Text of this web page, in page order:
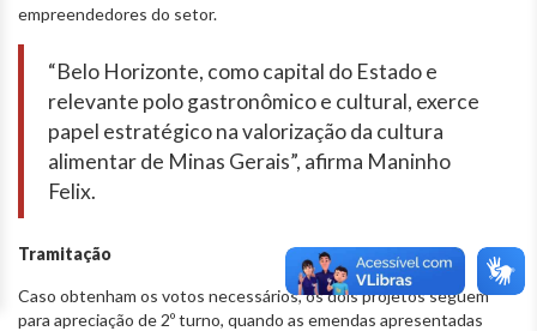
empreendedores do setor.
“Belo Horizonte, como capital do Estado e
relevante polo gastronômico e cultural, exerce
papel estratégico na valorização da cultura
alimentar de Minas Gerais”, afirma Maninho
Felix.
Tramitação
Caso obtenham os votos necessários, os dois projetos seguem
para apreciação de 2º turno, quando as emendas apresentadas